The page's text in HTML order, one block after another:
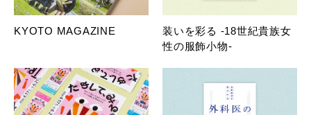
KYOTO MAGAZINE
装いを彩る -18世紀貴族女
性の服飾小物-